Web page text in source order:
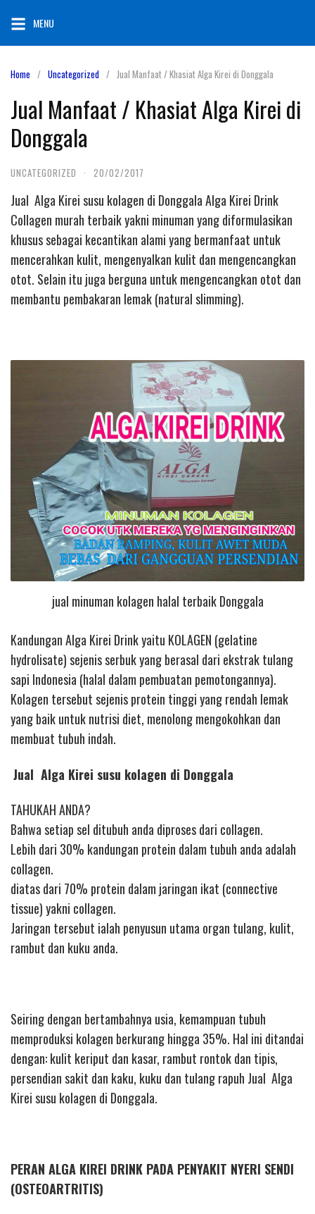
content
MENU
Home Uncategorized Jual Manfaat / Khasiat Alga Kirei di Donggala
Jual Manfaat / Khasiat Alga Kirei di
Donggala
UNCATEGORIZED · 20/02/2017
Jual Alga Kirei susu kolagen di Donggala Alga Kirei Drink
Collagen murah terbaik yakni minuman yang diformulasikan
khusus sebagai kecantikan alami yang bermanfaat untuk
mencerahkan kulit, mengenyalkan kulit dan mengencangkan
otot. Selain itu juga berguna untuk mengencangkan otot dan
membantu pembakaran lemak (natural slimming).
jual minuman kolagen halal terbaik Donggala
Kandungan Alga Kirei Drink yaitu KOLAGEN (gelatine
hydrolisate) sejenis serbuk yang berasal dari ekstrak tulang
sapi Indonesia (halal dalam pembuatan pemotongannya).
Kolagen tersebut sejenis protein tinggi yang rendah lemak
yang baik untuk nutrisi diet, menolong mengokohkan dan
membuat tubuh indah.
Jual Alga Kirei susu kolagen di Donggala
TAHUKAH ANDA?
Bahwa setiap sel ditubuh anda diproses dari collagen.
Lebih dari 30% kandungan protein dalam tubuh anda adalah
collagen.
diatas dari 70% protein dalam jaringan ikat (connective
tissue) yakni collagen.
Jaringan tersebut ialah penyusun utama organ tulang, kulit,
rambut dan kuku anda.
Seiring dengan bertambahnya usia, kemampuan tubuh
memproduksi kolagen berkurang hingga 35%. Hal ini ditandai
dengan: kulit keriput dan kasar, rambut rontok dan tipis,
persendian sakit dan kaku, kuku dan tulang rapuh Jual Alga
Kirei susu kolagen di Donggala.
PERAN ALGA KIREI DRINK PADA PENYAKIT NYERI SENDI
(OSTEOARTRITIS)